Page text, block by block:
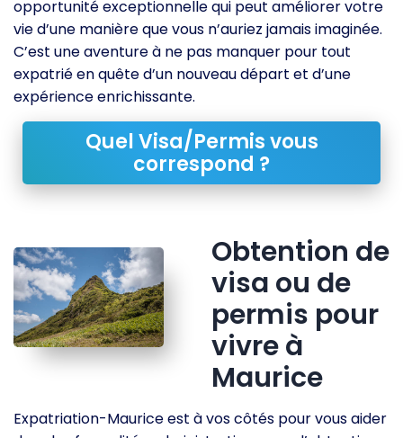
opportunité exceptionnelle qui peut améliorer votre
vie d’une manière que vous n’auriez jamais imaginée.
C’est une aventure à ne pas manquer pour tout
expatrié en quête d’un nouveau départ et d’une
expérience enrichissante.
Quel Visa/Permis vous
correspond ?
Obtention de
visa ou de
permis pour
vivre à
Maurice
Expatriation-Maurice est à vos côtés pour vous aider